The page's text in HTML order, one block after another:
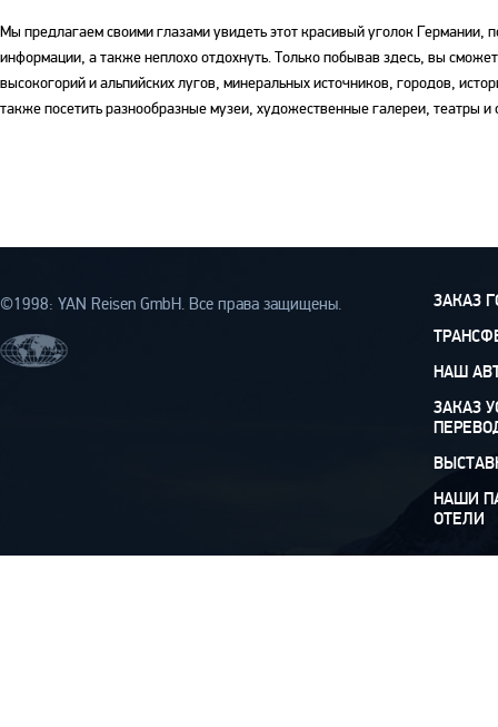
Мы предлагаем своими глазами увидеть этот красивый уголок Германии,
информации, а также неплохо отдохнуть. Только побывав здесь, вы
высокогорий и альпийских лугов, минеральных источников, городов,
также посетить разнообразные музеи, художественные галереи, театры
©1998: YAN Rеisen GmbH. Все права защищены.
ЗАКАЗ
НАШ
ЗАКАЗ
НАШИ
ОТЕЛИ